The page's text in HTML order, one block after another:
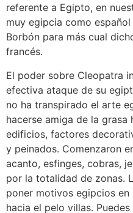
referente a Egipto, en
muy egipcia como
Borbón para más cual
francés.
El poder sobre Cleopatra
efectiva ataque de su
no ha transpirado el arte
hacerse amiga de la
edificios, factores
y peinados. Comenzaron
acanto, esfinges, cobras,
por la totalidad de zonas.
poner motivos egipcios
hacia el pelo villas.